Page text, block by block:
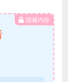
隐藏内容